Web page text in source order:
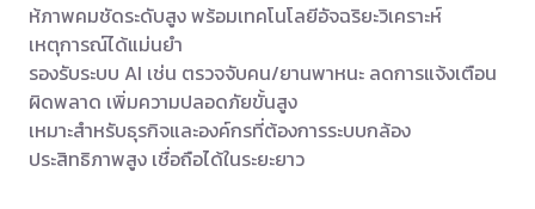
ห้ภาพคมชัดระดับสูง พร้อมเทคโนโลยีอัจฉริยะวิเคราะห์
เหตุการณ์ได้แม่นยำ
รองรับระบบ AI เช่น ตรวจจับคน/ยานพาหนะ ลดการแจ้งเตือน
ผิดพลาด เพิ่มความปลอดภัยขั้นสูง
เหมาะสำหรับธุรกิจและองค์กรที่ต้องการระบบกล้อง
ประสิทธิภาพสูง เชื่อถือได้ในระยะยาว